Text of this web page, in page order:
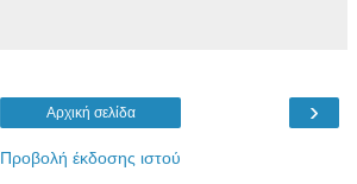
›
Αρχική σελίδα
Προβολή έκδοσης ιστού